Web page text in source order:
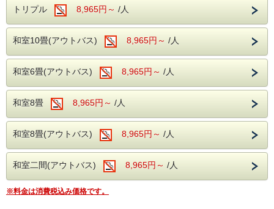
・8月 9日（日）按針祭「太鼓の響き」打上花火
・8月10日（月）第80回 按針祭海の花火大会
20：00～21：00
・8月14日（金）やんもの里花火大会
20：00～20：30
※ホテルから車で約30分
・8月16日（日）伊東温泉「夢花火」PART5
20：30～20：50
・8月21日（金）伊東温泉「夢花火」PART6
・8月22日（土）伊東温泉「夢花火」PART7
・8月23日（日）伊東温泉「夢花火」PART8
・8月29日（土）伊東温泉「夢花火」PART9
20：30～20：50
トリプル 8,965円～ /人
和室10畳(アウトバス) 8,965円～ /人
和室6畳(アウトバス) 8,965円～ /人
和室8畳 8,965円～ /人
和室8畳(アウトバス) 8,965円～ /人
和室二間(アウトバス) 8,965円～ /人
※料金は消費税込み価格です。